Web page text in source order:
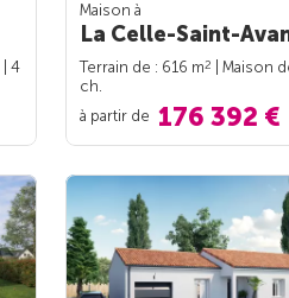
| 4
Maison à
La Celle-Saint-
Terrain de : 616 m2 | Maison
ch.
à partir de 176 392 €